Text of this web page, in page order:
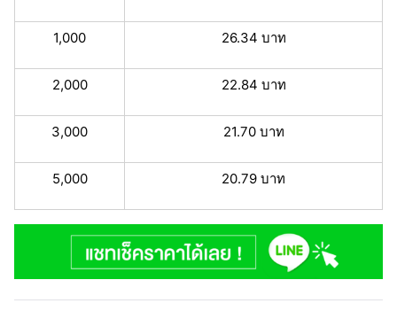
1,000 26.34 บาท
2,000 22.84 บาท
3,000 21.70 บาท
5,000 20.79 บาท